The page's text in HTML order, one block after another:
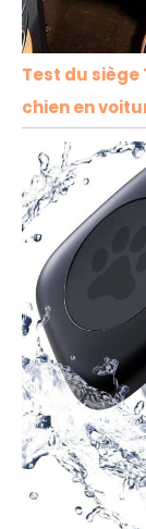
Test du
chien en